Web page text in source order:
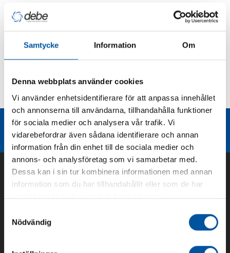
Samtycke Information Om
Denna webbplats använder cookies
Vi använder enhetsidentifierare för att anpassa innehållet
och annonserna till användarna, tillhandahålla funktioner
för sociala medier och analysera vår trafik. Vi
vidarebefordrar även sådana identifierare och annan
information från din enhet till de sociala medier och
annons- och analysföretag som vi samarbetar med.
Dessa kan i sin tur kombinera informationen med annan
information som du har tillhandahållit eller som de har
samlat in när du har använt deras tjänster.
Nödvändig
Produktbeskrivning
Teknisk dokumentation
Liknande produktgrupper